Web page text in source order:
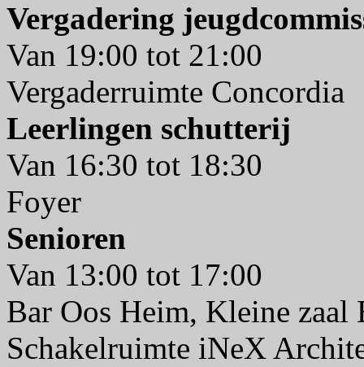
Vergadering
Van 19:00 tot 21:00
Vergaderruimte Concordia
Leerlingen schutterij
Van 16:30 tot 18:30
Foyer
Senioren
Van 13:00 tot 17:00
Bar Oos Heim, Kleine zaal
Schakelruimte iNeX